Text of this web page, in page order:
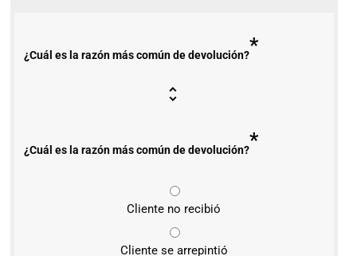
¿Cuál es la razón más común de devolución?*
¿Cuál es la razón más común de devolución?*
Cliente no recibió
Cliente se arrepintió